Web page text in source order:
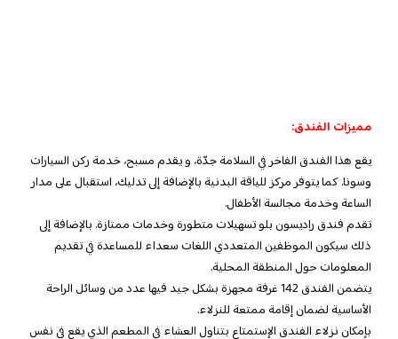
مميزات الفندق:
يقع هذا الفندق الفاخر في السلامة جدّة، و يقدم مسبح، خدمة ركن السيارات
وسونا. كما يتوفر مركز للياقة البدنية بالإضافة إلى تدليك، استقبال على مدار
الساعة وخدمة مجالسة الأطفال.
تقدم فندق راديسون بلو تسهيلات متطورة وخدمات ممتازة. بالإضافة إلى
ذلك سيكون الموظفين المتعددي اللغات سعداء للمساعدة في تقديم
المعلومات حول المنطقة المحلية.
يتضمن الفندق 142 غرفة مجهزة بشكل جيد فيها عدد من وسائل الراحة
الأساسية لضمان إقامة ممتعة للنزلاء.
بإمكان نزلاء الفندق الإستمتاع بتناول العشاء في المطعم الذي يقع في نفس